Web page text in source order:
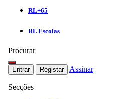
RL+65
RL Escolas
Procurar
Entrar Registar Assinar
Secções